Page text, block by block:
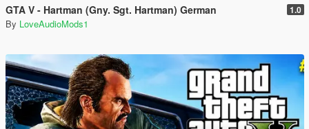
GTA V - Hartman (Gny. Sgt. Hartman) German 1.0
By LoveAudioMods1